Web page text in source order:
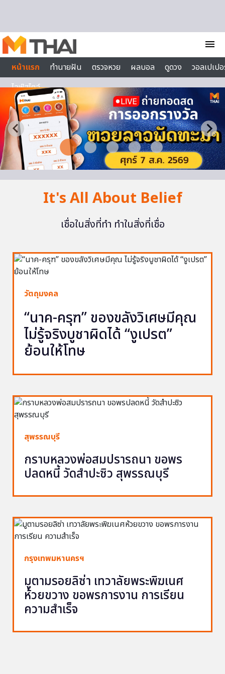
menu
หน้าแรก
ทำนายฝัน ตรวจหวย ผลบอล ดูดวง
วอลเปเป
ไลฟ์สไตล์
It's All About Belief
เชื่อในสิ่งที่ทำ ทำในสิ่งที่เชื่อ
วัตถุมงคล
“นาค-ครุฑ” ของขลังวิเศษมีคุณ
ไม่รู้จริงบูชาผิดได้ “งูเปรต”
ย้อนให้โทษ
สุพรรณบุรี
กราบหลวงพ่อสมปรารถนา ขอพร
ปลดหนี้ วัดสำปะซิว สุพรรณบุรี
กรุงเทพมหานครฯ
มูตามรอยลิซ่า เทวาลัยพระพิฆเนศ
ห้วยขวาง ขอพรการงาน การเรียน
ความสำเร็จ